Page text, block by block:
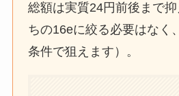
総額は実質24円前後まで
ちの16eに絞る必要はなく
条件で狙えます）。